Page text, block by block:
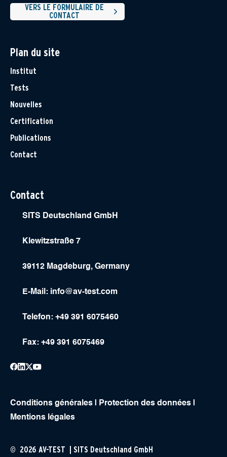
VERS LE FORMULAIRE DE
CONTACT
Plan du site
Institut
Tests
Nouvelles
Certification
Publications
Contact
Contact
SITS Deutschland GmbH
Klewitzstraße 7
39112 Magdeburg, Germany
E-Mail: info@av-test.com
Telefon: +49 391 6075460
Fax: +49 391 6075469
Conditions générales Protection des données
Mentions légales
© 2026 AV-TEST | SITS Deutschland GmbH